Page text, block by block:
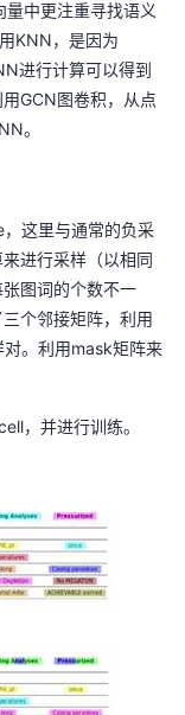
量中更注重寻找语义
KNN ，是因为
进行计算可以得到
GCN 图卷积，从点
。
，这里与通常的负采
进行采样（以相同
图词的个数不一
个邻接矩阵，利用
对。利用mask矩阵来
，并进行训练。